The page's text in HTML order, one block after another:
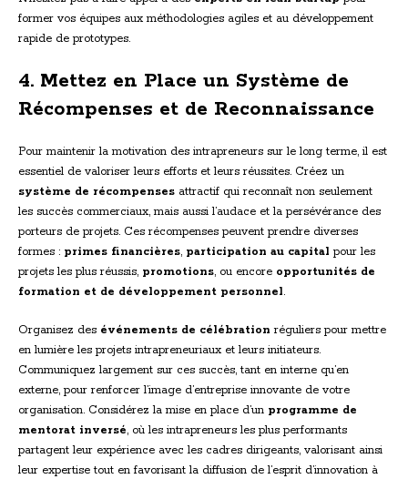
former vos équipes aux méthodologies agiles et au développement
rapide de prototypes.
4. Mettez en Place un Système de
Récompenses et de Reconnaissance
Pour maintenir la motivation des intrapreneurs sur le long terme, il est
essentiel de valoriser leurs efforts et leurs réussites. Créez un
système de récompenses attractif qui reconnaît non seulement
les succès commerciaux, mais aussi l’audace et la persévérance des
porteurs de projets. Ces récompenses peuvent prendre diverses
formes : primes financières, participation au capital pour les
projets les plus réussis, promotions, ou encore opportunités de
formation et de développement personnel.
Organisez des événements de célébration réguliers pour mettre
en lumière les projets intrapreneuriaux et leurs initiateurs.
Communiquez largement sur ces succès, tant en interne qu’en
externe, pour renforcer l’image d’entreprise innovante de votre
organisation. Considérez la mise en place d’un programme de
mentorat inversé, où les intrapreneurs les plus performants
partagent leur expérience avec les cadres dirigeants, valorisant ainsi
leur expertise tout en favorisant la diffusion de l’esprit d’innovation à